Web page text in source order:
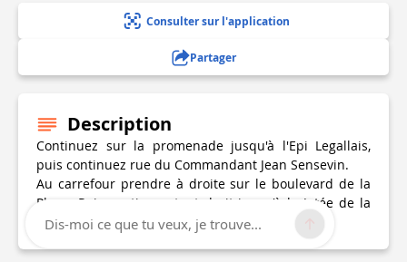
Consulter sur l'application
Partager
Description
Continuez sur la promenade jusqu'à l'Epi Legallais,
puis continuez rue du Commandant Jean Sensevin.
Au carrefour prendre à droite sur le boulevard de la
Plage. Puis continuez tout droit jusqu'à la Jetée de la
Chapelle.
Dis-moi ce que tu veux, je trouve...